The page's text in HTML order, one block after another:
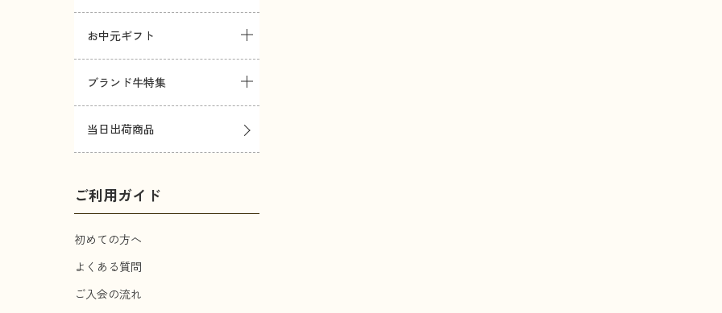
お中元ギフト
ブランド牛特集
当日出荷商品
ご利用ガイド
初めての方へ
よくある質問
ご入会の流れ